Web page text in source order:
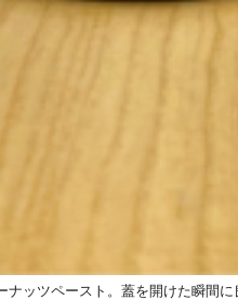
ナッツペースト。蓋を開けた瞬間